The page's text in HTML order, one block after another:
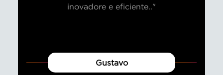
inovadore e eficiente.."
Gustavo